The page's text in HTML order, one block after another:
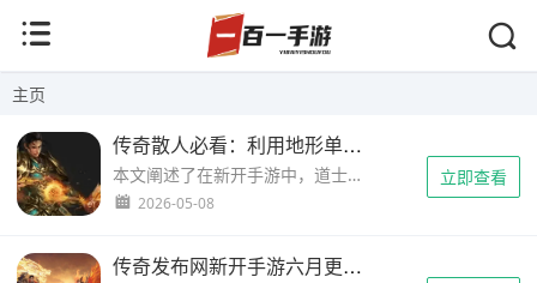
主页
传奇散人必看：利用地形单挑大BOSS，这3个点位多数人不知道
本文阐述了在新开手游中，道士职业如何利用三个特殊地形实现单挑终极BOSS不受伤的详细方法，包含具体坐标和操作技巧。...
2026-05-08
立即查看
传奇发布网新开手游六月更新卡顿修复指南